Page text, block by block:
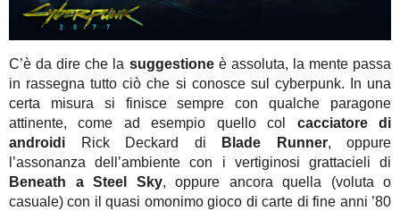
C’è da dire che la suggestioneè assoluta, la mente passa
in rassegna tutto ciò che si conosce sul cyberpunk. In una
certa misura si finisce sempre con qualche paragone
attinente, come ad esempio quello col cacciatore di
androidi Rick Deckard di Blade Runner, oppure
l’assonanza dell’ambiente con i vertiginosi grattacieli di
Beneath a Steel Sky, oppure ancora quella (voluta o
casuale) con il quasi omonimo gioco di carte di fine anni ’80